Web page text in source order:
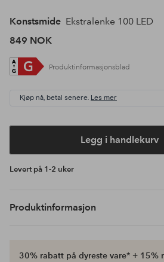
Konstsmide Ekstralenke 100 LED
849 NOK
Produktinformasjonsblad
Kjøp nå, betal senere. Les mer
Legg i handlekurv
Levert på 1-2 uker
Produktinformasjon
30% rabatt på dyreste vare* + 15%